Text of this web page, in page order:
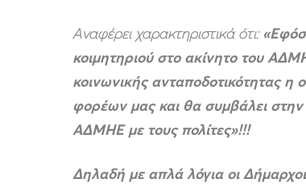
Αναφέρει χαρακτηριστικά ότι:
κοιμητηριού στο ακίνητο του
κοινωνικής ανταποδοτικότητας
φορέων μας και θα συμβάλει
ΑΔΜΗΕ με τους πολίτες»!!!
Δηλαδή με απλά λόγια οι